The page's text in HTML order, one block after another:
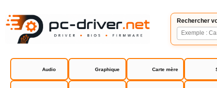
Rechercher
Audio Graphique Carte mère